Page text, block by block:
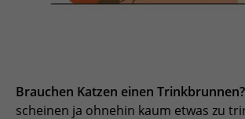
Brauchen Katzen einen Trinkbrunnen?
scheinen ja ohnehin kaum etwas zu